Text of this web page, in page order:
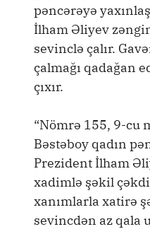
pəncərəyə
İlham Əliyev
sevinclə çalır.
çalmağı qadağan
çıxır.
“Nömrə 155, 9-cu
Bəstəboy qadın
Prezident İlham
xadimlə şəkil
xanımlarla xatirə
sevincdən az qala